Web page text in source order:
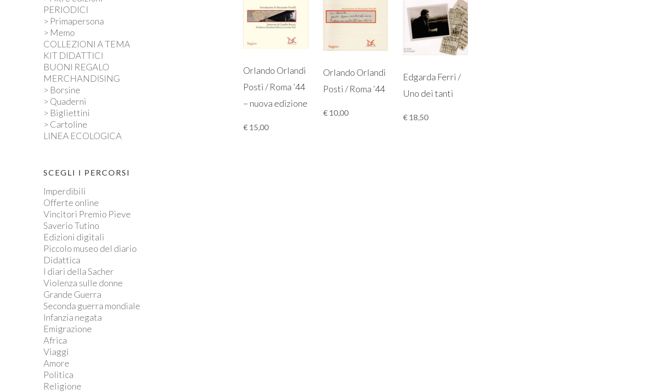
Orlando Orlandi
Posti / Roma ’44
– nuova edizione
€ 15,00
Orlando Orlandi
Posti / Roma ’44
€10,00
Edgarda Ferri /
Uno dei tanti
€18,50
PERIODICI
> Primapersona
> Memo
COLLEZIONI A TEMA
KIT DIDATTICI
BUONI REGALO
MERCHANDISING
> Borsine
> Quaderni
> Bigliettini
> Cartoline
LINEA ECOLOGICA
SCEGLI I PERCORSI
Imperdibili
Offerte online
Vincitori Premio Pieve
Saverio Tutino
Edizioni digitali
Piccolo museo del diario
Didattica
I diari della Sacher
Violenza sulle donne
Grande Guerra
Seconda guerra mondiale
Infanzia negata
Emigrazione
Africa
Viaggi
Amore
Politica
Religione